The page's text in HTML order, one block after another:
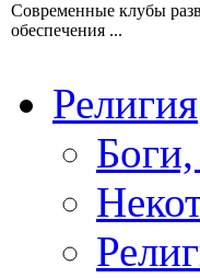
Современные клубы
обеспечения ...
Религия